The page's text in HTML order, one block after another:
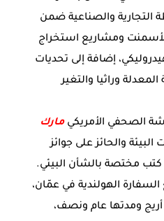
التجارية والصناعية ضمن
ومشاريع استخراج
إضافة إلى تحديات
وراثيا والتغير
الصحفي الأمريكيمارك
والحائز على جوائز
كتب مختصة بالشأن البيئي.
الهولندية في عمّان،
ومدتها عام ونصف،